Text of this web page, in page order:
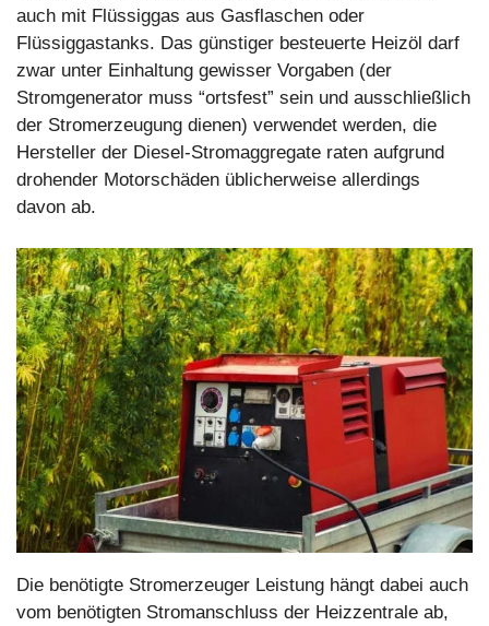
auch mit Flüssiggas aus Gasflaschen oder
Flüssiggastanks. Das günstiger besteuerte Heizöl darf
zwar unter Einhaltung gewisser Vorgaben (der
Stromgenerator muss “ortsfest” sein und ausschließlich
der Stromerzeugung dienen) verwendet werden, die
Hersteller der Diesel-Stromaggregate raten aufgrund
drohender Motorschäden üblicherweise allerdings
davon ab.
Die benötigte Stromerzeuger Leistung hängt dabei auch
vom benötigten Stromanschluss der Heizzentrale ab,